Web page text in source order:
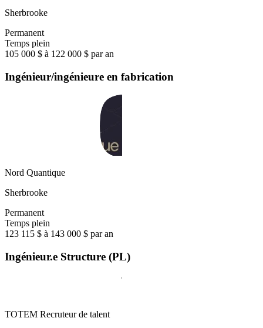
Sherbrooke
Permanent
Temps plein
105 000 $ à 122 000 $ par an
Ingénieur/ingénieure en fabrication
Nord Quantique
Sherbrooke
Permanent
Temps plein
123 115 $ à 143 000 $ par an
Ingénieur.e Structure (PL)
TOTEM Recruteur de talent